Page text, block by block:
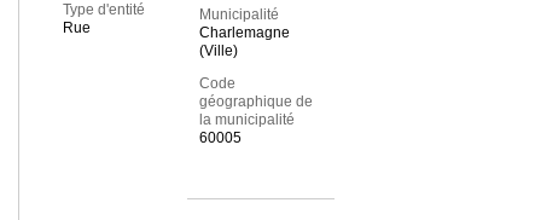
Type d'entité
Rue
Municipalité
Charlemagne
(Ville)
Code
géographique de
la municipalité
60005